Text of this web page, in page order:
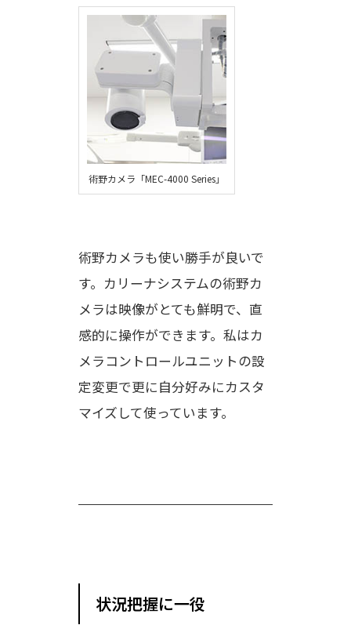
術野カメラ「MEC-4000 Series」
術野カメラも使い勝手が良いで
す。カリーナシステムの術野カ
メラは映像がとても鮮明で、直
感的に操作ができます。私はカ
メラコントロールユニットの設
定変更で更に自分好みにカスタ
マイズして使っています。
状況把握に一役